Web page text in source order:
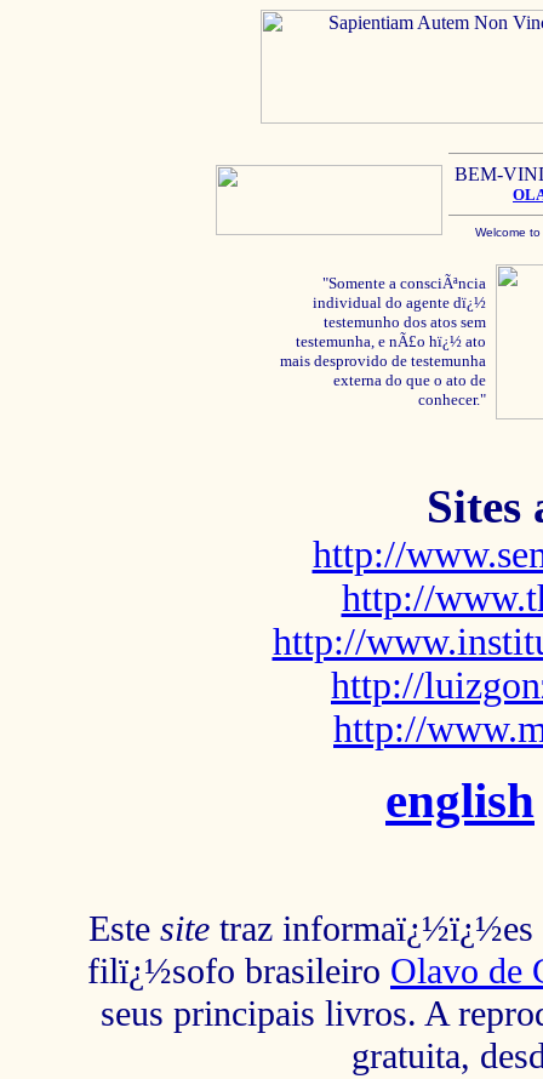
BEM-
Welcome
"Somente a consciÃªncia
individual do agente dï¿½
testemunho dos atos sem
testemunha, e nÃ£o hï¿½ ato
mais desprovido de testemunha
externa do que o ato de
conhecer."
Sites
http://
http://
http://
http://
http://
english
Este site traz informaï¿½ï¿½es
filï¿½sofo brasileiro Olavo de
seus principais livros. A
gratuita,